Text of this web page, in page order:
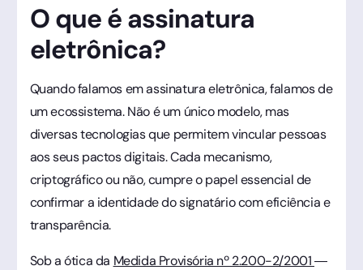
O que é assinatura
eletrônica?
Quando falamos em assinatura eletrônica, falamos de
um ecossistema. Não é um único modelo, mas
diversas tecnologias que permitem vincular pessoas
aos seus pactos digitais. Cada mecanismo,
criptográfico ou não, cumpre o papel essencial de
confirmar a identidade do signatário com eficiência e
transparência.
Sob a ótica da Medida Provisória nº 2.200-2/2001—